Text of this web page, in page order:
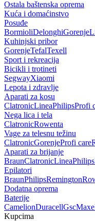
Ostala baštenska oprema
Kuća i domaćinstvo
Posuđe
BormioliDelonghiGorenje
Kuhinjski pribor
GorenjeTefalTexell
Sport i rekreacija
Bicikli i trotineti
SegwayXiaomi
Lepota i zdravlje
Aparati za kosu
ClatronicLineaPhilipsProfi
Nega lica i tela
ClatronicRowenta
Vage za telesnu težinu
ClatronicGorenjeProfi care
Aparati za brijanje
BraunClatronicLineaPhilips
Epilatori
BraunPhilipsRemington
Dodatna oprema
Baterije
CamelionDuracellGsc
Kupcima